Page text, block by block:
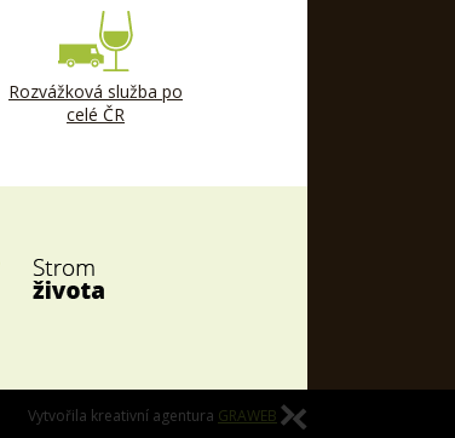
Rozvážková služba po
celé ČR
Vytvořila kreativní agentura GRAWEB